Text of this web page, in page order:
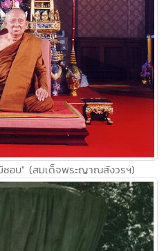
ชอบ" (สมเด็จพระญาณสังวรฯ)